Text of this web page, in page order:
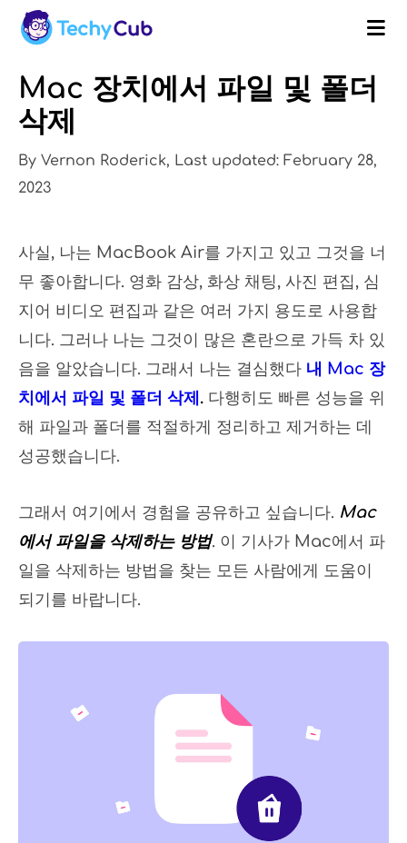
Mac 장치에서 파일 및 폴더
삭제
By Vernon Roderick, Last updated: February 28,
2023
사실, 나는 MacBook Air를 가지고 있고 그것을 너
무 좋아합니다. 영화 감상, 화상 채팅, 사진 편집, 심
지어 비디오 편집과 같은 여러 가지 용도로 사용합
니다. 그러나 나는 그것이 많은 혼란으로 가득 차 있
음을 알았습니다. 그래서 나는 결심했다 내 Mac 장
치에서 파일 및 폴더 삭제 . 다행히도 빠른 성능을 위
해 파일과 폴더를 적절하게 정리하고 제거하는 데
성공했습니다.
그래서 여기에서 경험을 공유하고 싶습니다. Mac
에서 파일을 삭제하는 방법. 이 기사가 Mac에서 파
일을 삭제하는 방법을 찾는 모든 사람에게 도움이
되기를 바랍니다.